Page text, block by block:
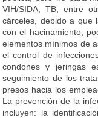
VIH/SIDA, TB, entre
cárceles, debido a que
con el hacinamiento,
elementos mínimos de
el control de
condones y jeringas
seguimiento de los
presos hacia los
La prevención de la
incluyen: la